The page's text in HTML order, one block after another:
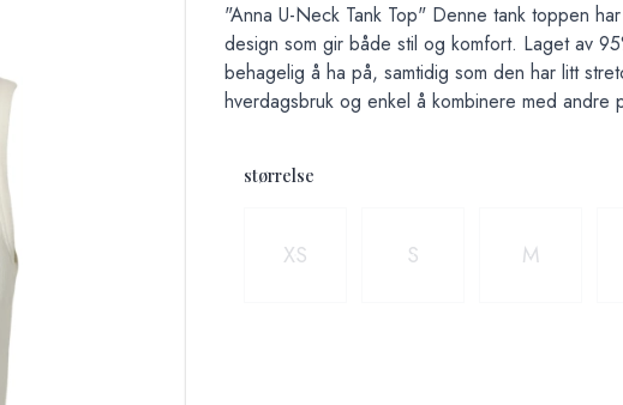
Description
"Anna U-Neck Tank Top" Denne tank toppen
design som gir både stil og komfort. Laget av
behagelig å ha på, samtidig som den har litt
hverdagsbruk og enkel å kombinere med andre
størrelse
XS S M